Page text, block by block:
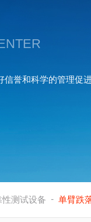
誉和科学的管理促
性测试设备 - 单臂跌